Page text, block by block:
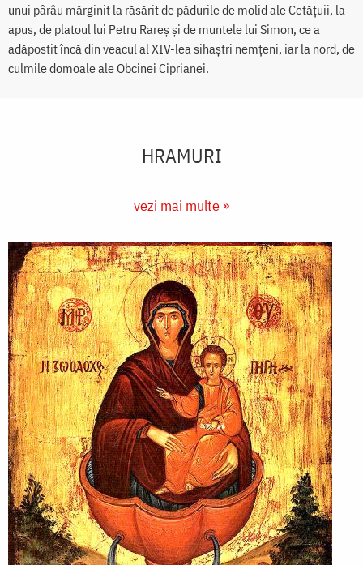
unui pârâu mărginit la răsărit de pădurile de molid ale Cetăţuii, la
apus, de platoul lui Petru Rareş şi de muntele lui Simon, ce a
adăpostit încă din veacul al XIV-lea sihaştri nemţeni, iar la nord, de
culmile domoale ale Obcinei Ciprianei.
HRAMURI
vezi mai multe »